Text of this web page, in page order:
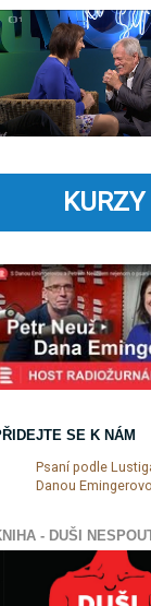
KURZY
SE K NÁM
Psaní podle
Danou
- DUŠI